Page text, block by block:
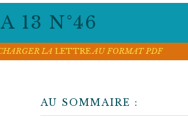
13 N°46
LA LETTREAU FORMAT PDF
AU SOMMAIRE :